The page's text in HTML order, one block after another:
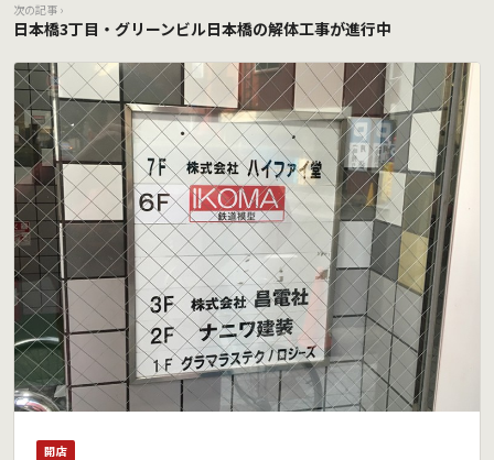
次の記事 ›
日本橋3丁目・グリーンビル日本橋の解体工事が進行中
開店